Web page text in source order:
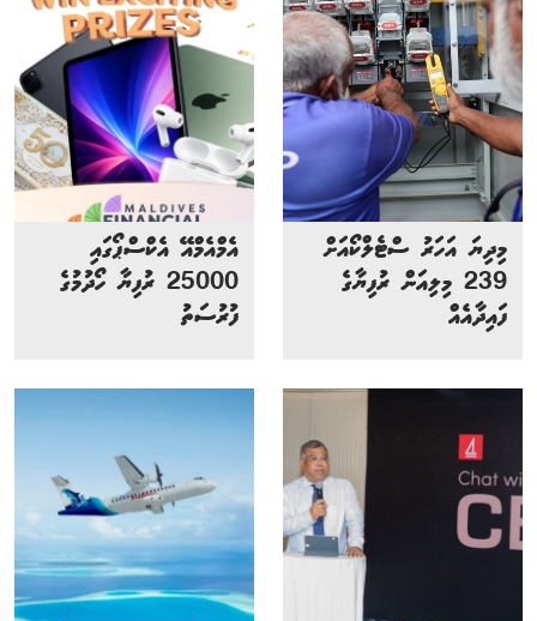
މިދިޔަ އަހަރު ސްޓެލްކޯއަށް
239 މިލިއަން ރުފިޔާގެ
ފައިދާއެއް
އެމްއެމްއޭ އެކްސްޕޯގައި
25000 ރުފިޔާ ހޯދުމުގެ
ފުރުސަތު